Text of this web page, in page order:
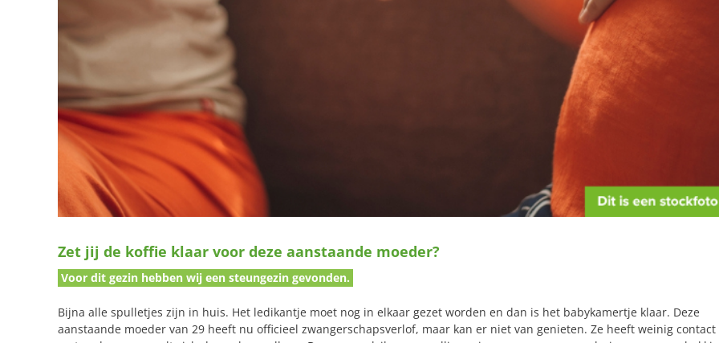
Zet jij de koffie klaar voor deze aanstaande moeder?
Voor dit gezin hebben wij een steungezin gevonden.
Bijna alle spulletjes zijn in huis. Het ledikantje moet nog in elkaar gezet worden en dan is het babykamertje klaar. Deze
aanstaande moeder van 29 heeft nu officieel zwangerschapsverlof, maar kan er niet van genieten. Ze heeft weinig contact